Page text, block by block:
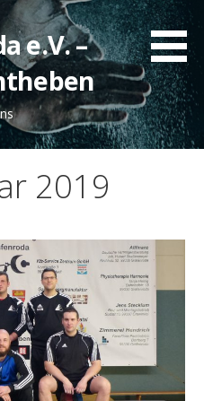
e.V. –
2019